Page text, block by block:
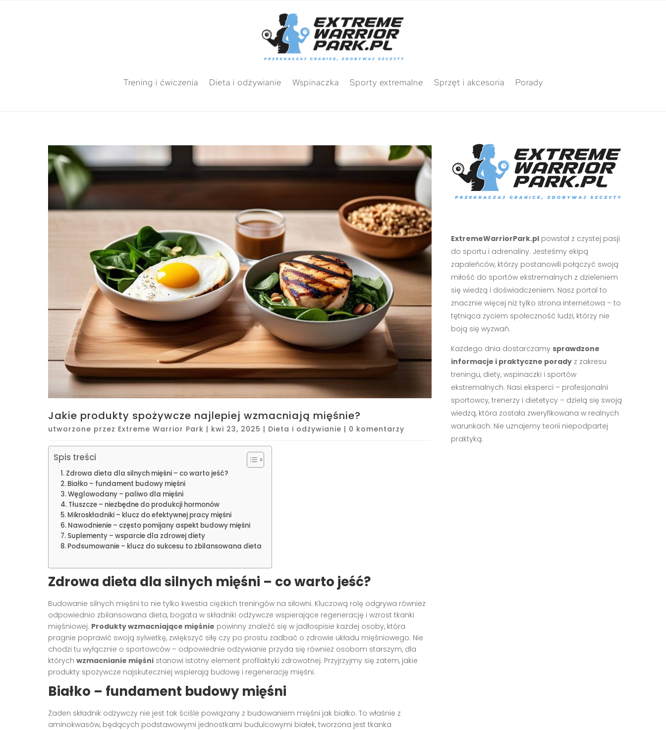
Trening i ćwiczenia Dieta i odżywianie Wspinaczka Sporty extremalne Sprzęt i akcesoria Porady
Jakie produkty spożywcze najlepiej wzmacniają mięśnie?
utworzone przez Extreme Warrior Park | kwi 23, 2025 | Dieta i odżywianie | 0 komentarzy
Spis treści
Zdrowa dieta dla silnych mięśni – co warto jeść?
Białko – fundament budowy mięśni
Węglowodany – paliwo dla mięśni
Tłuszcze – niezbędne do produkcji hormonów
Mikroskładniki – klucz do efektywnej pracy mięśni
Nawodnienie – często pomijany aspekt budowy mięśni
Suplementy – wsparcie dla zdrowej diety
Podsumowanie – klucz do sukcesu to zbilansowana dieta
Zdrowa dieta dla silnych mięśni – co warto jeść?
Budowanie silnych mięśni to nie tylko kwestia ciężkich treningów na siłowni. Kluczową rolę odgrywa również
odpowiednio zbilansowana dieta, bogata w składniki odżywcze wspierające regenerację i wzrost tkanki
mięśniowej. Produkty wzmacniające mięśnie powinny znaleźć się w jadłospisie każdej osoby, która
pragnie poprawić swoją sylwetkę, zwiększyć siłę czy po prostu zadbać o zdrowie układu mięśniowego. Nie
chodzi tu wyłącznie o sportowców – odpowiednie odżywianie przyda się również osobom starszym, dla
których wzmacnianie mięśni stanowi istotny element profilaktyki zdrowotnej. Przyjrzyjmy się zatem, jakie
produkty spożywcze najskuteczniej wspierają budowę i regenerację mięśni.
Białko – fundament budowy mięśni
Żaden składnik odżywczy nie jest tak ściśle powiązany z budowaniem mięśni jak białko. To właśnie z
aminokwasów, będących podstawowymi jednostkami budulcowymi białek, tworzona jest tkanka
ExtremeWarriorPark.plpowstał z czystej pasji
do sportu i adrenaliny. Jesteśmy ekipą
zapaleńców, którzy postanowili połączyć swoją
miłość do sportów ekstremalnych z dzieleniem
się wiedzą i doświadczeniem. Nasz portal to
znacznie więcej niż tylko strona internetowa – to
tętniąca życiem społeczność ludzi, którzy nie
boją się wyzwań.
Każdego dnia dostarczamy sprawdzone
informacje i praktyczne poradyz zakresu
treningu, diety, wspinaczki i sportów
ekstremalnych. Nasi eksperci – profesjonalni
sportowcy, trenerzy i dietetycy – dzielą się swoją
wiedzą, która została zweryfikowana w realnych
warunkach. Nie uznajemy teorii niepodpartej
praktyką.